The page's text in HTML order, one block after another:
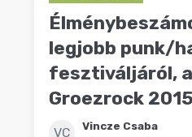
legjobb punk/
fesztiváljáról,
Groezrock
VC
Vincze Csaba